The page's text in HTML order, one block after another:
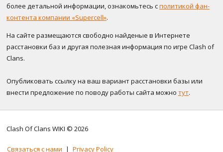
более детальной информации, ознакомьтесь сполитикой фан-
контента компании «Supercell».
На сайте размещаются свободно найденые в Интернете
расстановки баз и другая полезная информация по игре Clash of
Clans.
Опубликовать ссылку на ваш вариант расстановки базы или
внести предложение по поводу работы сайта можно тут.
Clash Of Clans WIKI © 2026
Связаться с нами | Privacy Policy